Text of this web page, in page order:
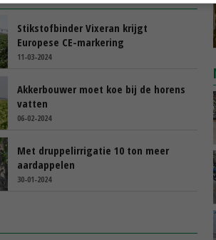
Stikstofbinder Vixeran krijgt
Europese CE-markering
11-03-2024
Akkerbouwer moet koe bij de horens
vatten
06-02-2024
Met druppelirrigatie 10 ton meer
aardappelen
30-01-2024